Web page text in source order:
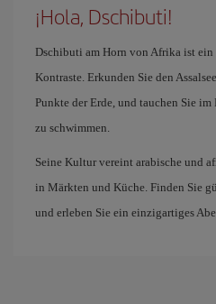
¡Hola, Dschibuti!
Dschibuti am Horn von Afrika ist
Kontraste. Erkunden Sie den
Punkte der Erde, und tauchen Sie
zu schwimmen.
Seine Kultur vereint arabische und
in Märkten und Küche. Finden Sie
und erleben Sie ein einzigartiges